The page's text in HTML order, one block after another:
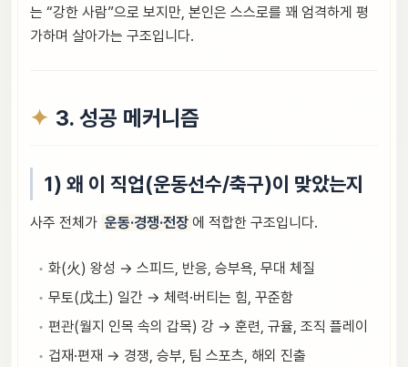
는 “강한 사람”으로 보지만, 본인은 스스로를 꽤 엄격하게 평
가하며 살아가는 구조입니다.
3. 성공 메커니즘
1) 왜 이 직업(운동선수/축구)이 맞았는지
사주 전체가 운동·경쟁·전장 에 적합한 구조입니다.
화(火) 왕성 → 스피드, 반응, 승부욕, 무대 체질
무토(戊土) 일간 → 체력·버티는 힘, 꾸준함
편관(월지 인목 속의 갑목) 강 → 훈련, 규율, 조직 플레이
겁재·편재 → 경쟁, 승부, 팀 스포츠, 해외 진출